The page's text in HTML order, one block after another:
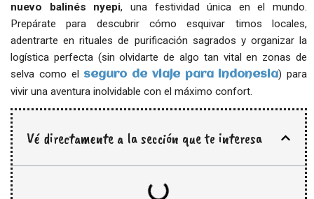
nuevo balinés nyepi, una festividad única en el mundo.
Prepárate para descubrir cómo esquivar timos locales,
adentrarte en rituales de purificación sagrados y organizar la
logística perfecta (sin olvidarte de algo tan vital en zonas de
selva como el seguro de viaje para indonesia) para
vivir una aventura inolvidable con el máximo confort.
Vé directamente a la sección que te interesa